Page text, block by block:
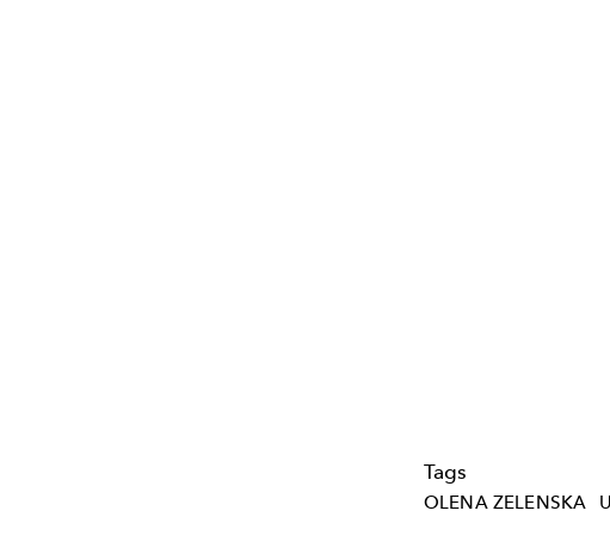
Tags
OLENA ZELENSKA